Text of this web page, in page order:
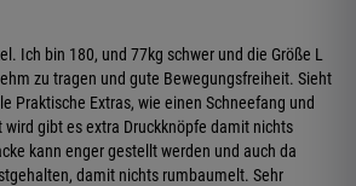
Ich bin 180, und 77kg schwer und die Größe L
zu tragen und gute Bewegungsfreiheit. Sieht
Praktische Extras, wie einen Schneefang und
gibt es extra Druckknöpfe damit nichts
kann enger gestellt werden und auch da
damit nichts rumbaumelt. Sehr